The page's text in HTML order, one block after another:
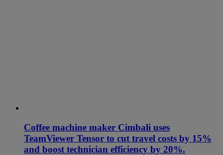
Coffee machine maker Cimbali uses
TeamViewer Tensor to cut travel costs by 15%
and boost technician efficiency by 20%.